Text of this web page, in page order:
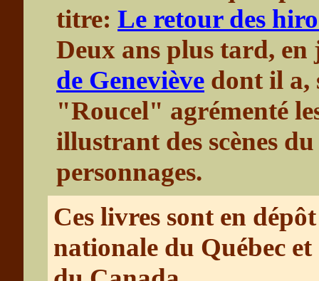
titre: Le retour des
Deux ans plus tard,
de Geneviève dont il a,
"Roucel" agrémenté
illustrant des scènes
personnages.
Ces livres sont en
nationale du Québec